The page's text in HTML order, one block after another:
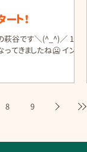
ト！
萩谷です＼(^_^)／ 12月
ってきましたね🥶 インフ
担軽減措置（電気代補助
のではないでしょうか？
気代の補助が再度実施さ
8 9